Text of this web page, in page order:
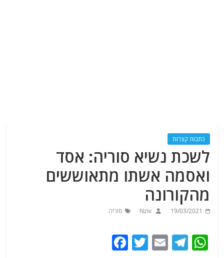
כתבות קצרות
לשכת נשיא סוריה: אסד
ואסמה אשתו מתאוששים
מהקורונה
19/03/2021
Nziv סוריה
W
T
E
T